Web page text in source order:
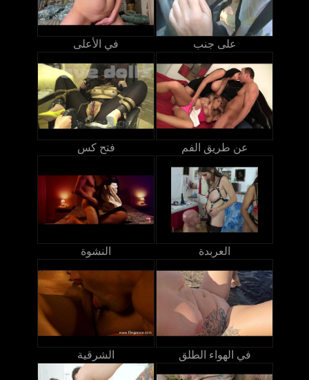
في الأعلى على جنب
فتح كس عن طريق الفم
النشوة العربدة
الشرقية في الهواء الطلق